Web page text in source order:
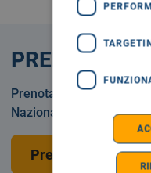
PRENOTA
Prenotare una visita o
Nazionale o
Prenota una visita